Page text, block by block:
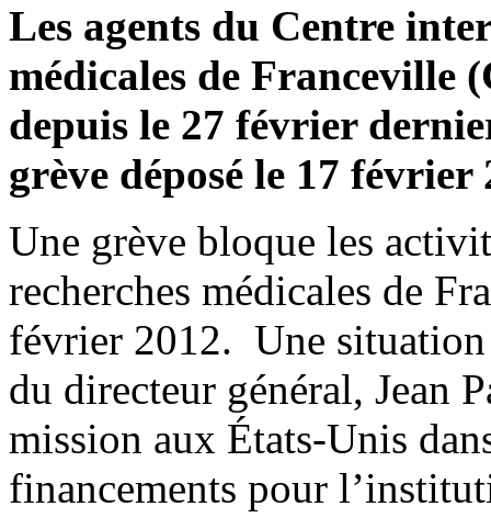
Les agents du Centre
médicales de Franceville
depuis le 27 février
grève déposé le 17 février
Une grève bloque les
recherches médicales de
février 2012. Une
du directeur général, Jean
mission aux États-Unis
financements pour